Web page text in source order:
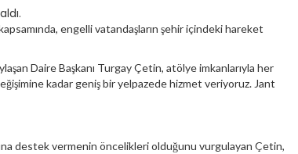
engelli vatandaşların şehir içindeki hareket
Daire Başkanı Turgay Çetin, atölye imkanlarıyla her
kadar geniş bir yelpazede hizmet veriyoruz. Jant
destek vermenin öncelikleri olduğunu vurgulayan Çetin,